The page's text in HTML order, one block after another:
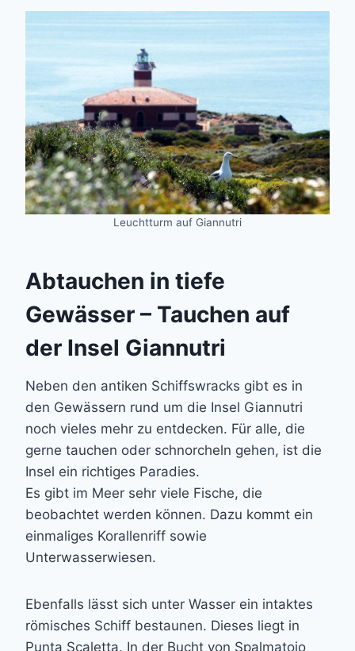
Leuchtturm auf Giannutri
Abtauchen in tiefe
Gewässer – Tauchen auf
der Insel Giannutri
Neben den antiken Schiffswracks gibt es in
den Gewässern rund um die Insel Giannutri
noch vieles mehr zu entdecken. Für alle, die
gerne tauchen oder schnorcheln gehen, ist die
Insel ein richtiges Paradies.
Es gibt im Meer sehr viele Fische, die
beobachtet werden können. Dazu kommt ein
einmaliges Korallenriff sowie
Unterwasserwiesen.
Ebenfalls lässt sich unter Wasser ein intaktes
römisches Schiff bestaunen. Dieses liegt in
Punta Scaletta. In der Bucht von Spalmatoio